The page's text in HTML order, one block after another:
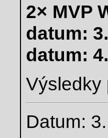
2× MVP
datum:
datum:
Výsledky
Datum: